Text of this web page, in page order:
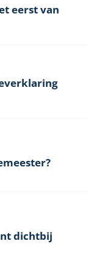
eerst van
dichtbij